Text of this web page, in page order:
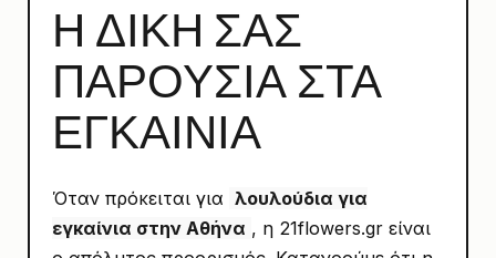
Η ΔΙΚΗ ΣΑΣ
ΠΑΡΟΥΣΙΑ ΣΤΑ
ΕΓΚΑΙΝΙΑ
Όταν πρόκειται για λουλούδια για
εγκαίνια στην Αθήνα , η 21flowers.gr είναι